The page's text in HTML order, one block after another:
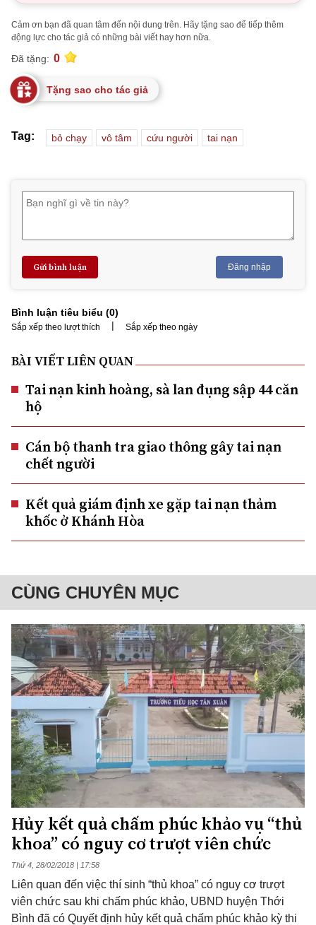
Cảm ơn bạn đã quan tâm đến nội dung trên. Hãy tặng sao để tiếp thêm
động lực cho tác giả có những bài viết hay hơn nữa.
Đã tặng: 0
Tặng sao cho tác giả
Tag: bỏ chạy vô tâm cứu người tai nạn
Gửi bình luận Đăng nhập
Bình luận tiêu biểu (0)
Sắp xếp theo lượt thích | Sắp xếp theo ngày
BÀI VIẾT LIÊN QUAN
Tai nạn kinh hoàng, sà lan đụng sập 44 căn
hộ
Cán bộ thanh tra giao thông gây tai nạn
chết người
Kết quả giám định xe gặp tai nạn thảm
khốc ở Khánh Hòa
CÙNG CHUYÊN MỤC
Hủy kết quả chấm phúc khảo vụ “thủ
khoa” có nguy cơ trượt viên chức
Thứ 4, 28/02/2018 | 17:58
Liên quan đến việc thí sinh “thủ khoa” có nguy cơ trượt
viên chức sau khi chấm phúc khảo, UBND huyện Thới
Bình đã có Quyết định hủy kết quả chấm phúc khảo kỳ thi